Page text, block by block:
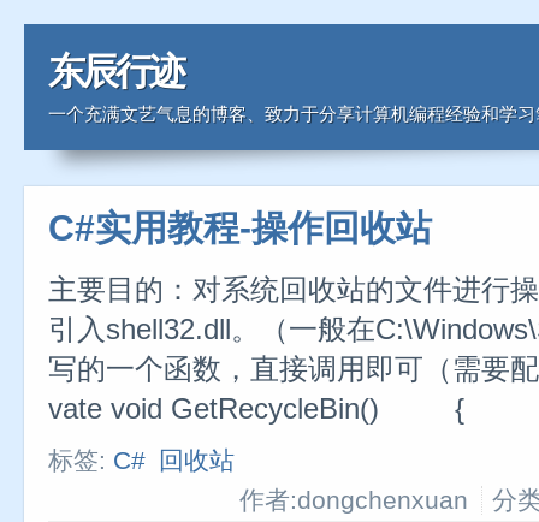
东辰行迹
一个充满文艺气息的博客、致力于分享计算机编程经验和学
C#实用教程-操作回收站
主要目的：对系统回收站的文件进行
引入shell32.dll。（一般在
写的一个函数，直接调用即可（需要
vate void GetRecycleBin()
标签: C# 回收站
作者:dongchenxuan
分